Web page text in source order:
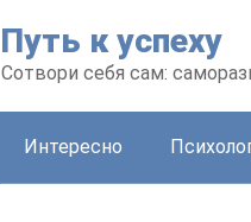
Путь к успеху
Сотвори себя сам:
Интересно